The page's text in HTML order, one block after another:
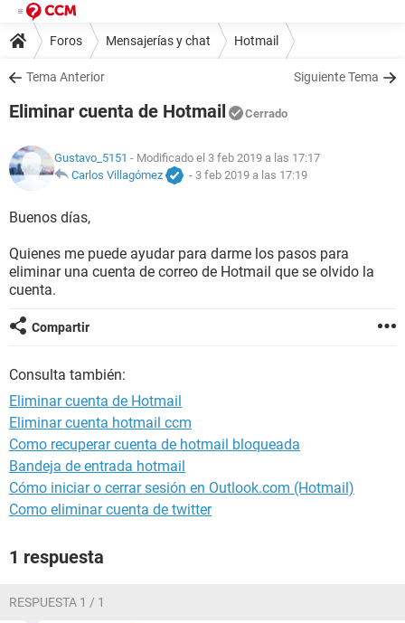
Foros Mensajerías y chat Hotmail
Tema Anterior Siguiente Tema
Eliminar cuenta de Hotmail Cerrado
Gustavo_5151 - Modificado el 3 feb 2019 a las 17:17
Carlos Villagómez
- 3 feb 2019 a las 17:19
Buenos días,
Quienes me puede ayudar para darme los pasos para
eliminar una cuenta de correo de Hotmail que se olvido la
cuenta.
Compartir
Consulta también:
Eliminar cuenta de Hotmail
Eliminar cuenta hotmail ccm
Como recuperar cuenta de hotmail bloqueada
Bandeja de entrada hotmail
Cómo iniciar o cerrar sesión en Outlook.com (Hotmail)
Como eliminar cuenta de twitter
1 respuesta
RESPUESTA 1 / 1